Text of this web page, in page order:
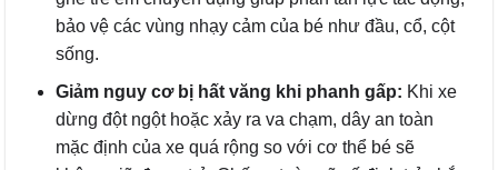
bảo vệ các vùng nhạy cảm của bé như đầu, cổ, cột
sống.
Giảm nguy cơ bị hất văng khi phanh gấp: Khi xe
dừng đột ngột hoặc xảy ra va chạm, dây an toàn
mặc định của xe quá rộng so với cơ thể bé sẽ